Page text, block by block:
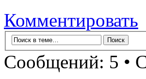
Комментировать
Сообщений: 5 •